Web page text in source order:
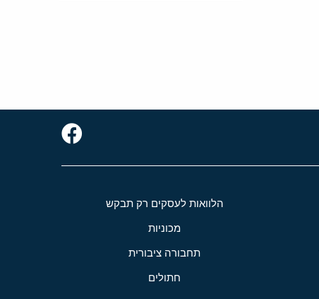
הלוואות לעסקים רק תבקש
מכוניות
תחבורה ציבורית
חתולים